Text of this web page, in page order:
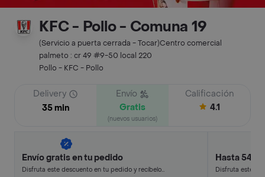
KFC - Pollo - Comuna 19
(Servicio a puerta cerrada - Tocar)Centro comercial
palmeto : cr 49 #9-50 local 220
Pollo - KFC - Pollo
Delivery
35 min
Envío
Gratis
(nuevos usuarios)
Calificación
4.1
Envío gratis en tu pedido
Disfruta este descuento en tu pedido y recíbelo
Hasta 54%
Disfruta este